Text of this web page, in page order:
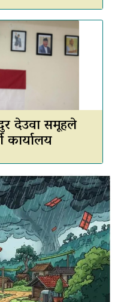
देउवा समूहले
कार्यालय